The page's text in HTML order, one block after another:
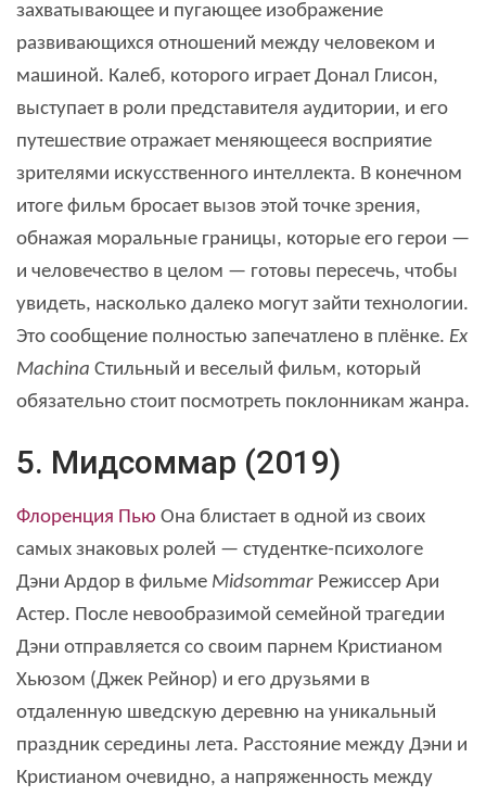
захватывающее и пугающее изображение
развивающихся отношений между человеком и
машиной. Калеб, которого играет Донал Глисон,
выступает в роли представителя аудитории, и его
путешествие отражает меняющееся восприятие
зрителями искусственного интеллекта. В конечном
итоге фильм бросает вызов этой точке зрения,
обнажая моральные границы, которые его герои —
и человечество в целом — готовы пересечь, чтобы
увидеть, насколько далеко могут зайти технологии.
Это сообщение полностью запечатлено в плёнке. Ex
Machina Стильный и веселый фильм, который
обязательно стоит посмотреть поклонникам жанра.
5. Мидсоммар (2019)
Флоренция Пью Она блистает в одной из своих
самых знаковых ролей — студентке-психологе
Дэни Ардор в фильме Midsommar Режиссер Ари
Астер. После невообразимой семейной трагедии
Дэни отправляется со своим парнем Кристианом
Хьюзом (Джек Рейнор) и его друзьями в
отдаленную шведскую деревню на уникальный
праздник середины лета. Расстояние между Дэни и
Кристианом очевидно, а напряженность между